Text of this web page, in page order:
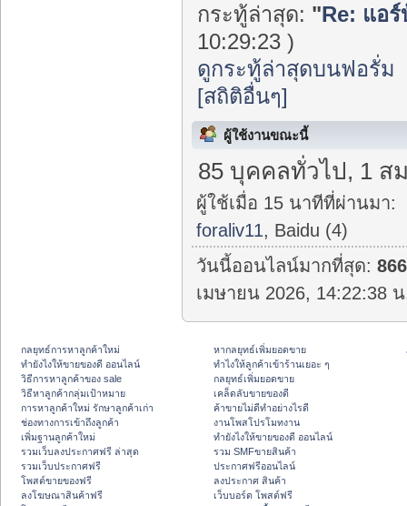
กระทู้ล่าสุด: "Re: แอ
10:29:23 )
ดูกระทู้ล่าสุดบนฟอรั่ม
[สถิติอื่นๆ]
ผู้ใช้งานขณะนี้
85 บุคคลทั่วไป, 1 ส
ผู้ใช้เมื่อ 15 นาทีที่ผ่านมา:
foraliv11, Baidu (4)
วันนี้ออนไลน์มากที่สุด:866
เมษายน 2026, 14:22:38
กลยุทธ์การหาลูกค้าใหม่
ทํายังไงให้ขายของดี ออนไลน์
วิธีการหาลูกค้าของ sale
วิธีหาลูกค้ากลุ่มเป้าหมาย
การหาลูกค้าใหม่ รักษาลูกค้าเก่า
ช่องทางการเข้าถึงลูกค้า
เพิ่มฐานลูกค้าใหม่
รวมเว็บลงประกาศฟรี ล่าสุด
รวมเว็บประกาศฟรี
โพสต์ขายของฟรี
ลงโฆษณาสินค้าฟรี
หากลยุทธ์เพิ่มยอดขาย
ทําไงให้ลูกค้าเข้าร้านเยอะ ๆ
กลยุทธ์เพิ่มยอดขาย
เคล็ดลับขายของดี
ค้าขายไม่ดีทำอย่างไรดี
งานโพสโปรโมทงาน
ทํายังไงให้ขายของดี ออนไลน์
รวม SMFขายสินค้า
ประกาศฟรีออนไลน์
ลงประกาศ สินค้า
เว็บบอร์ด โพสต์ฟรี